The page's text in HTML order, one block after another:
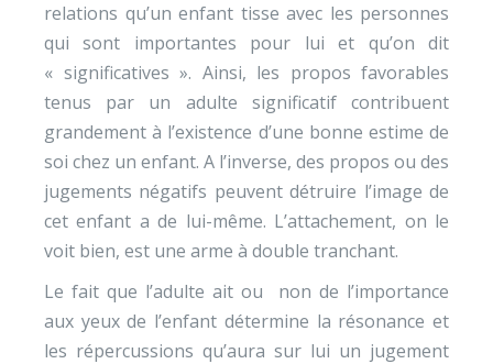
relations qu’un enfant tisse avec les personnes
qui sont importantes pour lui et qu’on dit
« significatives ». Ainsi, les propos favorables
tenus par un adulte significatif contribuent
grandement à l’existence d’une bonne estime de
soi chez un enfant. A l’inverse, des propos ou des
jugements négatifs peuvent détruire l’image de
cet enfant a de lui-même. L’attachement, on le
voit bien, est une arme à double tranchant.
Le fait que l’adulte ait ou non de l’importance
aux yeux de l’enfant détermine la résonance et
les répercussions qu’aura sur lui un jugement